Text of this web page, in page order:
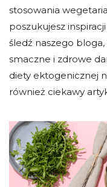
stosowania
poszukujesz
śledź naszego bloga,
smaczne i zdrowe
diety ektogenicznej
również ciekawy